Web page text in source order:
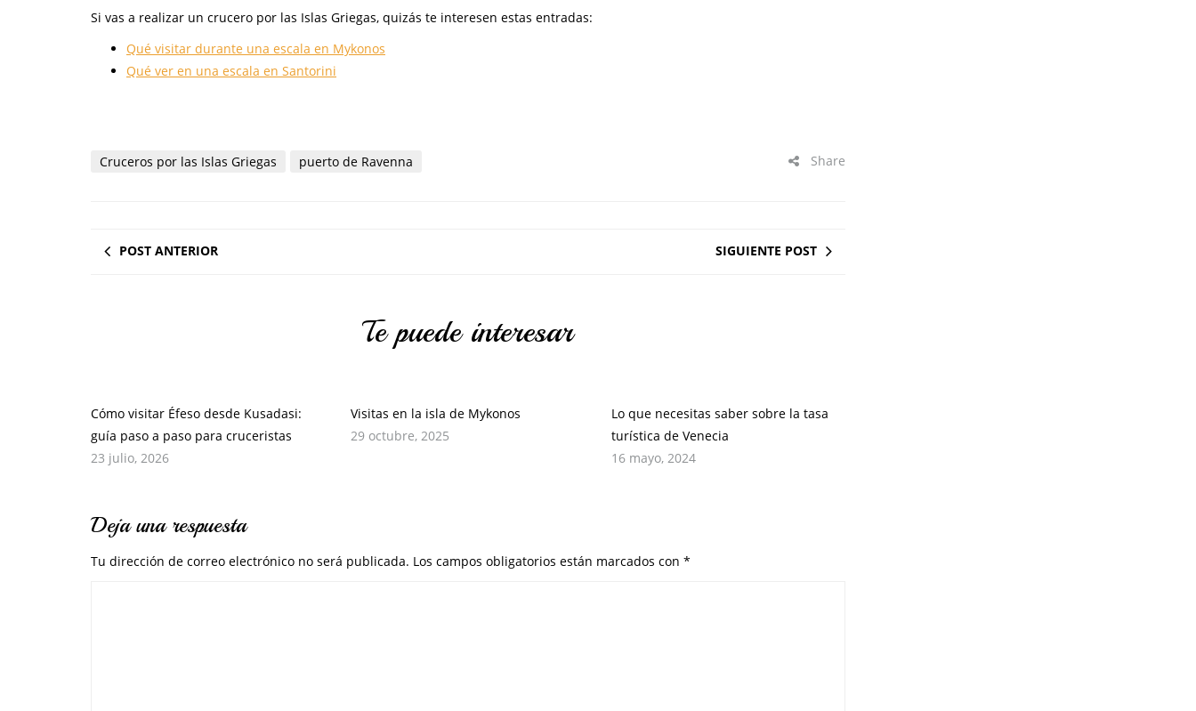
Si vas a realizar un crucero por las Islas Griegas, quizás te interesen estas entradas:
Qué visitar durante una escala en Mykonos
Qué ver en una escala en Santorini
Cruceros por las Islas Griegas puerto de Ravenna Share
POST ANTERIOR SIGUIENTE POST
Te puede interesar
Cómo visitar Éfeso desde Kusadasi:
guía paso a paso para cruceristas
23 julio, 2026
Visitas en la isla de Mykonos
29 octubre, 2025
Lo que necesitas saber sobre la tasa
turística de Venecia
16 mayo, 2024
Deja una respuesta
Tu dirección de correo electrónico no será publicada. Los campos obligatorios están marcados con *